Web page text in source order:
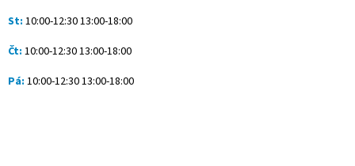
St: 10:00-12:30 13:00-18:00
Čt: 10:00-12:30 13:00-18:00
Pá: 10:00-12:30 13:00-18:00